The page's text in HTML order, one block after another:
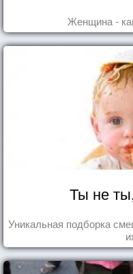
Женщина -
Ты не
Уникальная подборка